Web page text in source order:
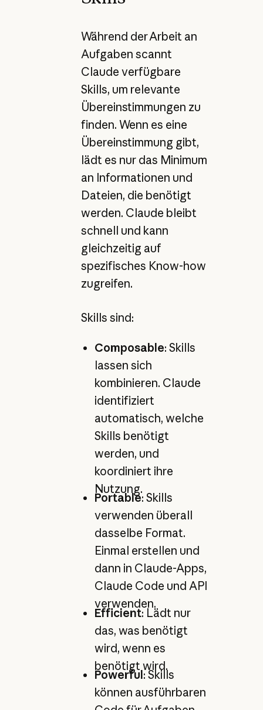
Während der Arbeit an
Aufgaben scannt
Claude verfügbare
Skills, um relevante
Übereinstimmungen zu
finden. Wenn es eine
Übereinstimmung gibt,
lädt es nur das Minimum
an Informationen und
Dateien, die benötigt
werden. Claude bleibt
schnell und kann
gleichzeitig auf
spezifisches Know-how
zugreifen.
Skills sind:
Composable: Skills
lassen sich
kombinieren. Claude
identifiziert
automatisch, welche
Skills benötigt
werden, und
koordiniert ihre
Nutzung.
Portable: Skills
verwenden überall
dasselbe Format.
Einmal erstellen und
dann in Claude-Apps,
Claude Code und API
verwenden.
Efficient: Lädt nur
das, was benötigt
wird, wenn es
benötigt wird.
Powerful: Skills
können ausführbaren